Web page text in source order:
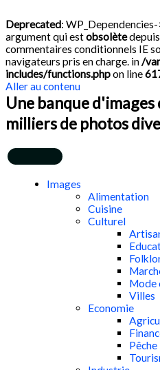
Deprecated:
argument qui estobsolètedepuis
commentaires conditionnels IE
navigateurs pris en charge. in/
includes/functions.phpon line
Aller au contenu
Une banque d'images
milliers de photos
Images
Alimentation
Cuisine
Culturel
Mode
Villes
Economie
Pêche